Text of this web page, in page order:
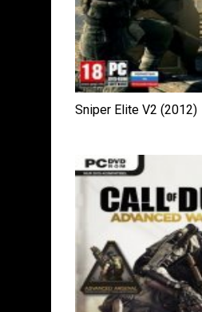
Sniper Elite V2 (2012)